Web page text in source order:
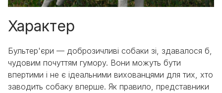
Характер
Бультер'єри — доброзичливі собаки зі, здавалося б,
чудовим почуттям гумору. Вони можуть бути
впертими і не є ідеальними вихованцями для тих, хто
заводить собаку вперше. Як правило, представники